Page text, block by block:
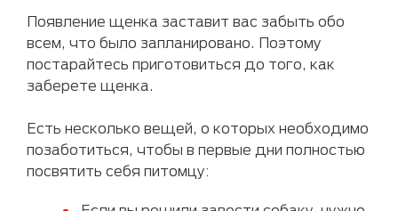
Появление щенка заставит вас забыть обо
всем, что было запланировано. Поэтому
постарайтесь приготовиться до того, как
заберете щенка.
Есть несколько вещей, о которых необходимо
позаботиться, чтобы в первые дни полностью
посвятить себя питомцу: